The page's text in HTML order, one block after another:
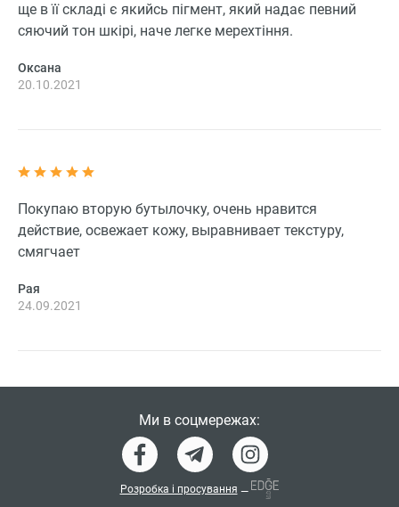
ще в її складі є якийсь пігмент, який надає певний
сяючий тон шкірі, наче легке мерехтіння.
Оксана
20.10.2021
Покупаю вторую бутылочку, очень нравится
действие, освежает кожу, выравнивает текстуру,
смягчает
Рая
24.09.2021
Ми в соцмережах:
Розробка і просування —